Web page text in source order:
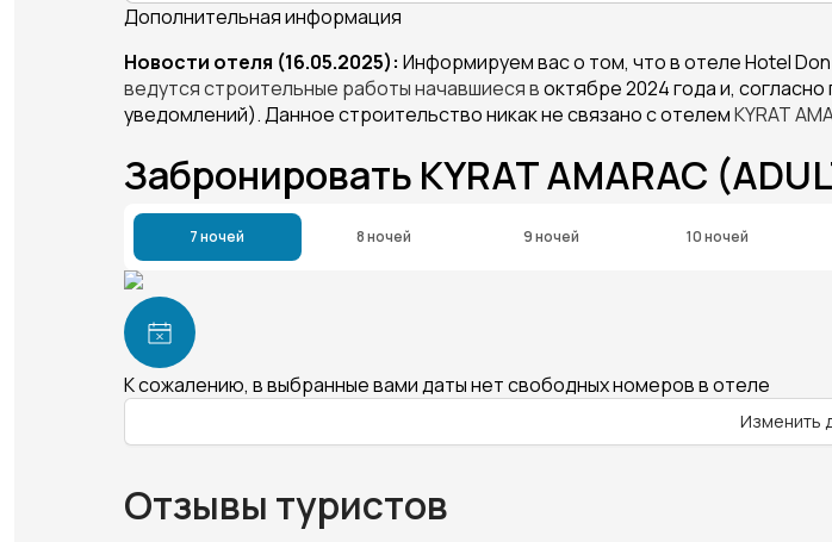
Дополнительная информация
Новости отеля (16.05.2025): Информируем вас о том, что в отеле Hotel
ведутся строительные работы начавшиеся воктябре 2024 года и,
уведомлений). Данное строительство никак не связано с отелемKYRAT
Забронировать KYRAT AMARAC
7 ночей 8 ночей 9 ночей 10 ночей
К сожалению, в выбранные вами даты нет свободных номеров в отеле
Изменить
Отзывы туристов